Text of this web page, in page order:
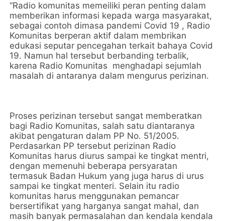
“Radio komunitas memeiliki peran penting dalam
memberikan informasi kepada warga masyarakat,
sebagai contoh dimasa pandemi Covid 19 , Radio
Komunitas berperan aktif dalam membrikan
edukasi seputar pencegahan terkait bahaya Covid
19. Namun hal tersebut berbanding terbalik,
karena Radio Komunitas menghadapi sejumlah
masalah di antaranya dalam mengurus perizinan.
Proses perizinan tersebut sangat memberatkan
bagi Radio Komunitas, salah satu diantaranya
akibat pengaturan dalam PP No. 51/2005.
Perdasarkan PP tersebut perizinan Radio
Komunitas harus diurus sampai ke tingkat mentri,
dengan memenuhi beberapa persyaratan
termasuk Badan Hukum yang juga harus di urus
sampai ke tingkat menteri. Selain itu radio
komunitas harus menggunakan pemancar
bersertifikat yang harganya sangat mahal, dan
masih banyak permasalahan dan kendala kendala